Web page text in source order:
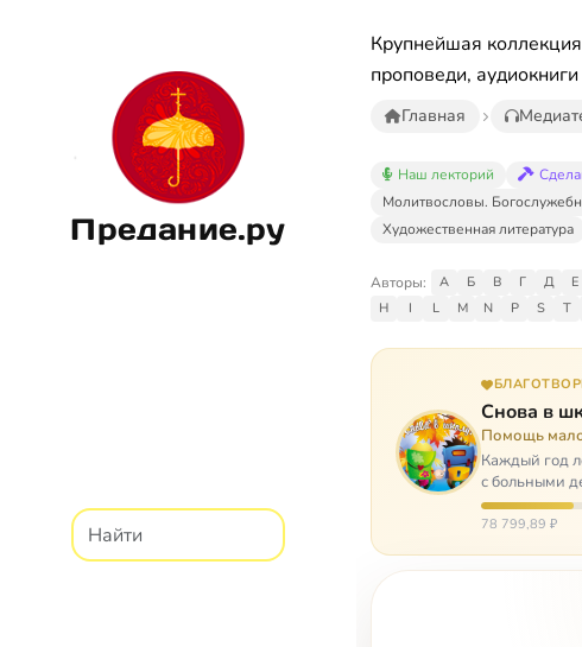
Предание.ру
Крупнейшая
проповеди,
Главная
Наш лекторий
Молитвословы.
Художественная литература
Авторы: А Б В Г Д Е
H
I L M N P S T
Снова в
Помощь
Каждый год
с больными
них покуп…
78 799,89 ₽